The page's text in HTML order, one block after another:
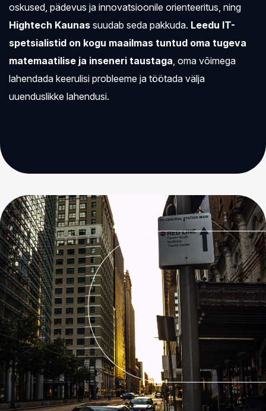
oskused, pädevus ja innovatsioonile orienteeritus, ning
Hightech Kaunas suudab seda pakkuda. Leedu IT-
spetsialistid on kogu maailmas tuntud oma tugeva
matemaatilise ja inseneri taustaga, oma võimega
lahendada keerulisi probleeme ja töötada välja
uuenduslikke lahendusi.